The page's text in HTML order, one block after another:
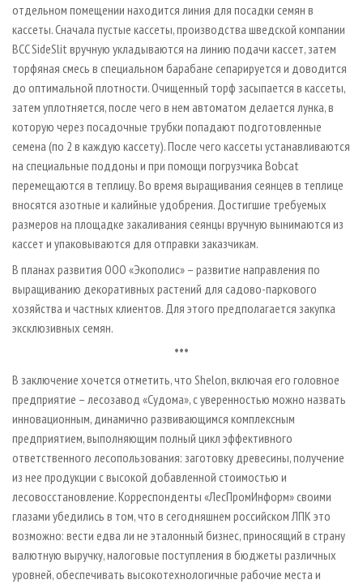
отдельном помещении находится линия для посадки семян в
кассеты. Сначала пустые кассеты, производства шведской компании
BCC SideSlit вручную укладываются на линию подачи кассет, затем
торфяная смесь в специальном барабане сепарируется и доводится
до оптимальной плотности. Очищенный торф засыпается в кассеты,
затем уплотняется, после чего в нем автоматом делается лунка, в
которую через посадочные трубки попадают подготовленные
семена (по 2 в каждую кассету). После чего кассеты устанавливаются
на специальные поддоны и при помощи погрузчика Bobcat
перемещаются в теплицу. Во время выращивания сеянцев в теплице
вносятся азотные и калийные удобрения. Достигшие требуемых
размеров на площадке закаливания сеянцы вручную вынимаются из
кассет и упаковываются для отправки заказчикам.
В планах развития ООО «Экополис» – развитие направления по
выращиванию декоративных растений для садово-паркового
хозяйства и частных клиентов. Для этого предполагается закупка
эксклюзивных семян.
***
В заключение хочется отметить, что Shelon, включая его головное
предприятие – лесозавод «Судома», с уверенностью можно назвать
инновационным, динамично развивающимся комплексным
предприятием, выполняющим полный цикл эффективного
ответственного лесопользования: заготовку древесины, получение
из нее продукции с высокой добавленной стоимостью и
лесовосстановление. Корреспонденты «ЛесПромИнформ» своими
глазами убедились в том, что в сегодняшнем российском ЛПК это
возможно: вести едва ли не эталонный бизнес, приносящий в страну
валютную выручку, налоговые поступления в бюджеты различных
уровней, обеспечивать высокотехнологичные рабочие места и